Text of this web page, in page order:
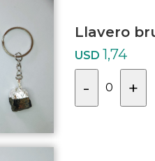
Llavero
USD 1,74
- 0 +